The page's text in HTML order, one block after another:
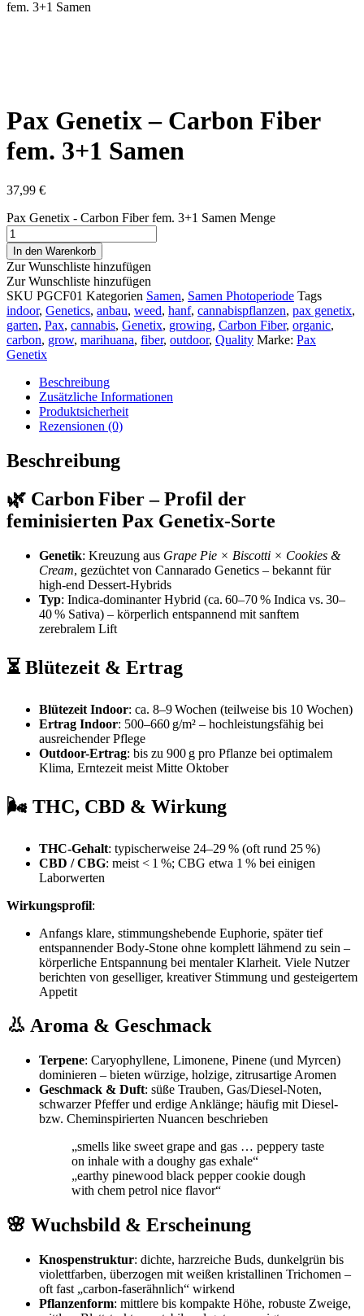
fem. 3+1 Samen
Pax Genetix – Carbon Fiber
fem. 3+1 Samen
37,99 €
Pax Genetix - Carbon Fiber fem. 3+1 Samen Menge
In den Warenkorb
Zur Wunschliste hinzufügen
Zur Wunschliste hinzufügen
SKU PGCF01 Kategorien Samen, Samen Photoperiode Tags
indoor, Genetics, anbau, weed, hanf, cannabispflanzen, pax genetix,
garten, Pax, cannabis, Genetix, growing, Carbon Fiber, organic,
carbon, grow, marihuana, fiber, outdoor, Quality Marke: Pax
Genetix
Beschreibung
Zusätzliche Informationen
Produktsicherheit
Rezensionen (0)
Beschreibung
🌿 Carbon Fiber – Profil der
feminisierten Pax Genetix-Sorte
Genetik: Kreuzung aus Grape Pie × Biscotti × Cookies &
Cream, gezüchtet von Cannarado Genetics – bekannt für
high‑end Dessert‑Hybrids
Typ: Indica-dominanter Hybrid (ca. 60–70 % Indica vs. 30–
40 % Sativa) – körperlich entspannend mit sanftem
zerebralem Lift
⏳ Blütezeit & Ertrag
Blütezeit Indoor: ca. 8–9 Wochen (teilweise bis 10 Wochen)
Ertrag Indoor: 500–660 g/m² – hochleistungsfähig bei
ausreichender Pflege
Outdoor-Ertrag: bis zu 900 g pro Pflanze bei optimalem
Klima, Erntezeit meist Mitte Oktober
🌬 THC, CBD & Wirkung
THC-Gehalt: typischerweise 24–29 % (oft rund 25 %)
CBD / CBG: meist < 1 %; CBG etwa 1 % bei einigen
Laborwerten
Wirkungsprofil:
Anfangs klare, stimmungshebende Euphorie, später tief
entspannender Body-Stone ohne komplett lähmend zu sein –
körperliche Entspannung bei mentaler Klarheit. Viele Nutzer
berichten von geselliger, kreativer Stimmung und gesteigertem
Appetit
👃 Aroma & Geschmack
Terpene: Caryophyllene, Limonene, Pinene (und Myrcen)
dominieren – bieten würzige, holzige, zitrusartige Aromen
Geschmack & Duft: süße Trauben, Gas/Diesel-Noten,
schwarzer Pfeffer und erdige Anklänge; häufig mit Diesel‑
bzw. Cheminspirierten Nuancen beschrieben
„smells like sweet grape and gas … peppery taste
on inhale with a doughy gas exhale“
„earthy pinewood black pepper cookie dough
with chem petrol nice flavor“
🌸 Wuchsbild & Erscheinung
Knospenstruktur: dichte, harzreiche Buds, dunkelgrün bis
violettfarben, überzogen mit weißen kristallinen Trichomen –
oft fast „carbon-faserähnlich“ wirkend
Pflanzenform: mittlere bis kompakte Höhe, robuste Zweige,